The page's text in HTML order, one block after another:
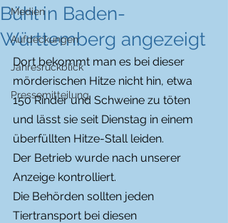
Medien
Aufdeckungen
Jahresrückblick
Pressemitteilung
Bühl in Baden-
Württemberg angezeigt
Dort bekommt man es bei dieser
mörderischen Hitze nicht hin, etwa
150 Rinder und Schweine zu töten
und lässt sie seit Dienstag in einem
überfüllten Hitze-Stall leiden.
Der Betrieb wurde nach unserer
Anzeige kontrolliert.
Die Behörden sollten jeden
Tiertransport bei diesen